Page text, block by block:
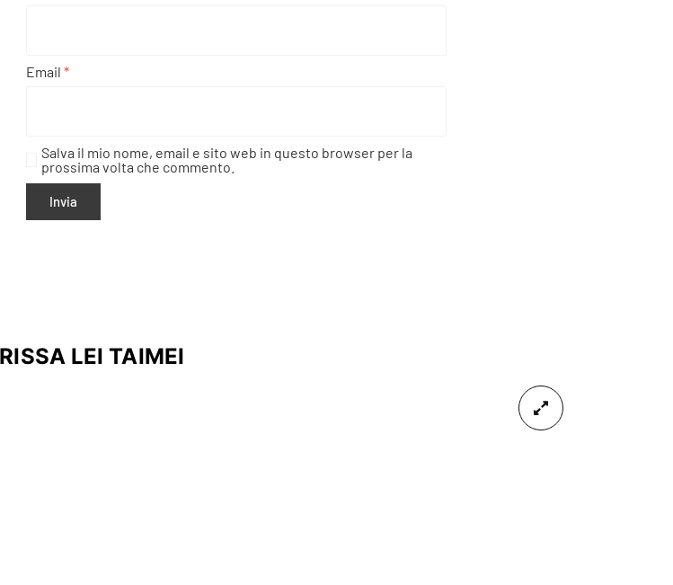
Email *
Salva il mio nome, email e sito web in questo browser per la
prossima volta che commento.
LEI TAIMEI